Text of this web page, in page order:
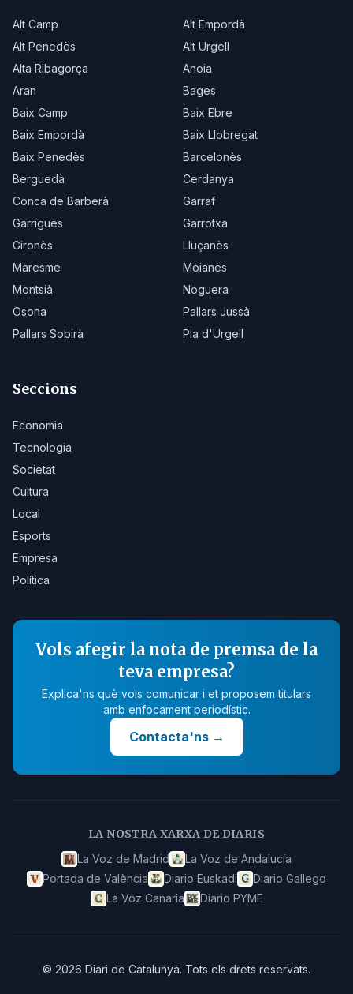
Alt Camp
Alt Empordà
Alt Penedès
Alt Urgell
Alta Ribagorça
Anoia
Aran
Bages
Baix Camp
Baix Ebre
Baix Empordà
Baix Llobregat
Baix Penedès
Barcelonès
Berguedà
Cerdanya
Conca de Barberà
Garraf
Garrigues
Garrotxa
Gironès
Lluçanès
Maresme
Moianès
Montsià
Noguera
Osona
Pallars Jussà
Pallars Sobirà
Pla d'Urgell
Seccions
Economia
Tecnologia
Societat
Cultura
Local
Esports
Empresa
Política
Vols afegir la nota de premsa de la
teva empresa?
Explica'ns què vols comunicar i et proposem titulars
amb enfocament periodístic.
Contacta'ns→
LA NOSTRA XARXA DE DIARIS
La Voz de Madrid
La Voz de Andalucía
Portada de València
Diario Euskadi
Diario Gallego
La Voz Canaria
Diario PYME
© 2026 Diari de Catalunya. Tots els drets reservats.